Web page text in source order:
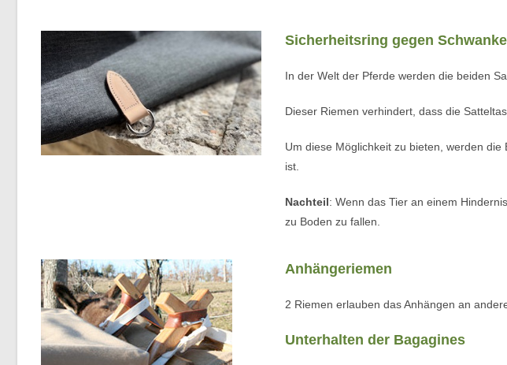
Sicherheitsring gegen
In der Welt der Pferde werden die beiden
Dieser Riemen verhindert, dass die
Um diese Möglichkeit zu bieten, werden
ist.
Nachteil: Wenn das Tier an einem
zu Boden zu fallen.
Anhängeriemen
2 Riemen erlauben das Anhängen an
Unterhalten der Bagagines